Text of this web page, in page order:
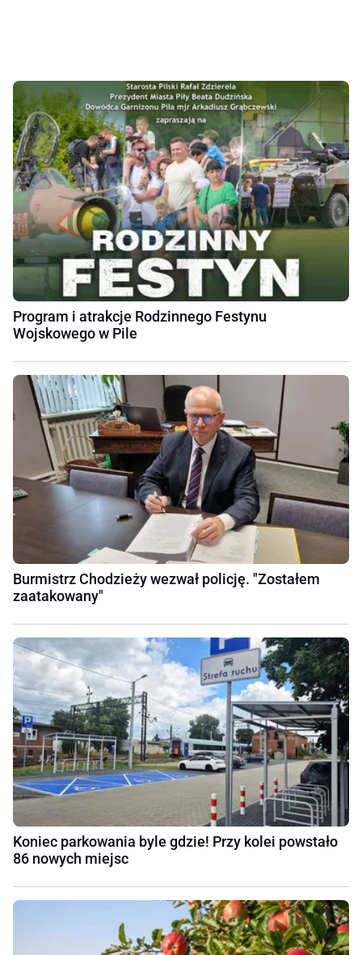
Program i atrakcje Rodzinnego Festynu
Wojskowego w Pile
Burmistrz Chodzieży wezwał policję. "Zostałem
zaatakowany"
Koniec parkowania byle gdzie! Przy kolei powstało
86 nowych miejsc